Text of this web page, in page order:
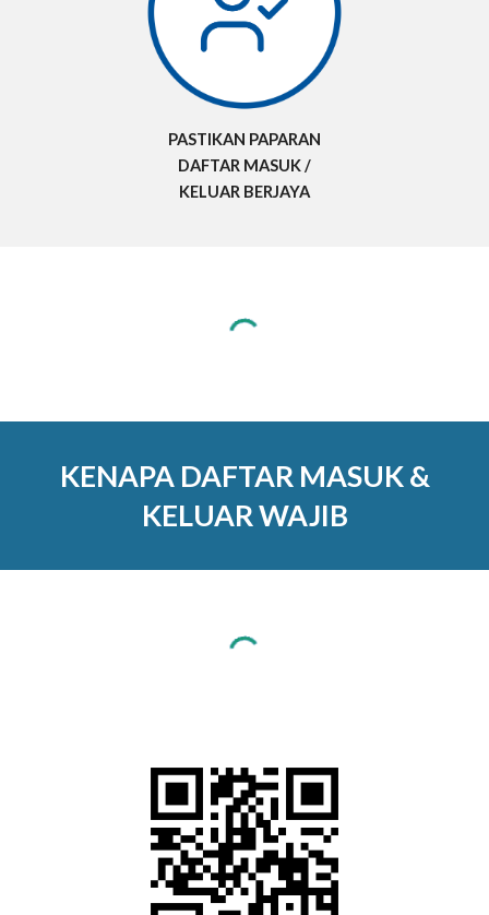
PASTIKAN PAPARAN
DAFTAR MASUK /
KELUAR BERJAYA
KENAPA DAFTAR MASUK &
KELUAR WAJIB